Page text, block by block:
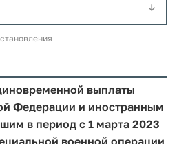
выплаты
Федерации и иностранным
в период с 1 марта 2023
военной операции